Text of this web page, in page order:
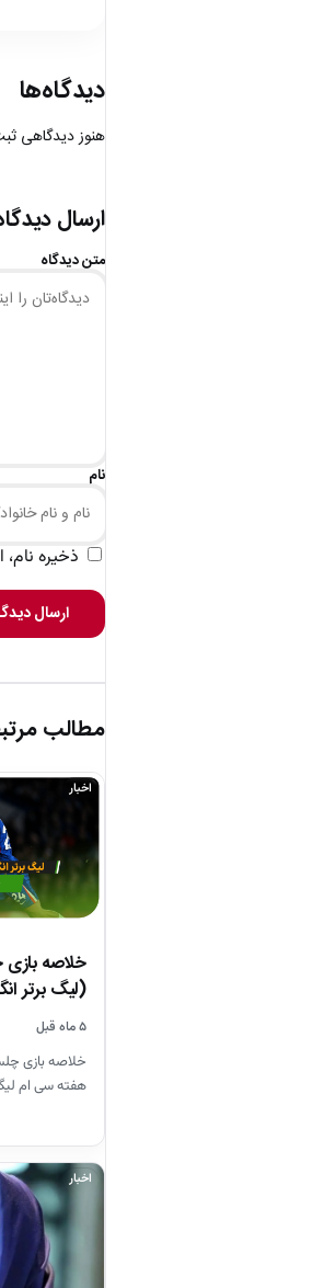
دیدگاه‌ها
هنوز دیدگاهی
ارسال
متن دیدگاه
نام
ذخیره
ارسال
مطالب
اخبار
(لیگ برتر
۵ ماه قبل
خلاصه بازی
اخبار